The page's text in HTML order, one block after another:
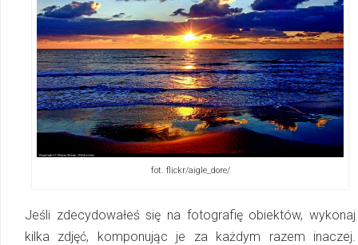
fot. flickr/aigle_dore/
Jeśli zdecydowałeś się na fotografię obiektów, wykonaj
kilka zdjęć, komponując je za każdym razem inaczej.